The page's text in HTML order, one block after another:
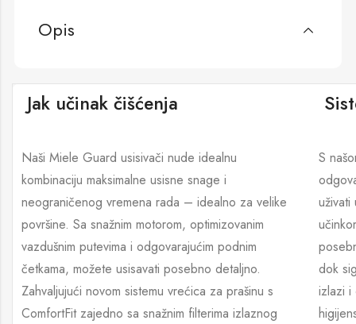
Opis
Jak učinak čišćenja
Naši Miele Guard usisivači nude idealnu
kombinaciju maksimalne usisne snage i
neograničenog vremena rada – idealno za velike
površine. Sa snažnim motorom, optimizovanim
vazdušnim putevima i odgovarajućim podnim
četkama, možete usisavati posebno detaljno.
Zahvaljujući novom sistemu vrećica za prašinu s
ComfortFit zajedno sa snažnim filterima izlaznog
S
dok
izlazi i